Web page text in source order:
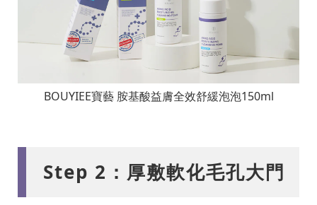
BOUYIEE寶藝 胺基酸益膚全效舒緩泡泡150ml
Step 2：厚敷軟化毛孔大門